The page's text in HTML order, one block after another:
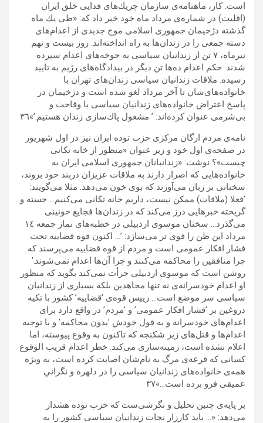
است. كار، ماهنامه‌ى سازمان چريك‌هاى فدايى خلق ايران
(اقلیت) در شماره‌ى مرداد ماه خود خبر داد كه: «طى يك ماه
گذشته دژخيمان جمهورى اسلامى موج جديدى از اعدام‌هاى
دسته جمعى را در زندان‌ها به راه انداخته‌اند. روز بيست‌ و نهم
تيرماه، ٧ تن از زندانيان سياسى به جوخه‌هاى اعدام سپرده
شدند. حكم اعدام ده‌ها تن ديگر در بيداد‌‌گاه‌هاى رژيم به تاييد
رسيده. ملاقات‌ زندانيان سياسى زندان‌هاى تهران با
خانواده‌هاى‌شان تا آخر مرداد لغو شده است و دژخيمان در
پاسخ اعتراض خانواده‌هاى زندانيان سياسى با وقاحت و
بى‌شرمى عنوان كرده‌اند: ’ مشغول پاك‌سازى زندان هستيم.’»٣٦
نامه‌ى مردم ارگان مركزى حزب توده ايران نيز در اول شهريور
در صفحه‌ى اول خود و زير عنوان «منظور از خانه تكانى
چيست»؟ نوشت: «زندانبانان جمهورى اسلامى ايران به
خانواده‌هايى كه اصرار دارند به ملاقات عزيزان دربند خود بروند،
سخنانى بر زبان مى‌آورند كه بوى خون مى‌دهد. مثلا مى‌گويند:
’فعلا (ملاقات) ممكن نيست، داريم خانه تكانى مى‌كنيم… جسته و
گريخته خبرهايى درز مى‌كند كه در زندان‌ها فجايع خونينى
مى‌گذرد… سخنان موسوى اردبيلى در خطبه‌هاى نماز جمعه ١٤
مرداد اين ظن را قوى تر مى‌سازد: ’… اكنون قوه قضاييه تحت
فشار افكار عمومى ا‌ست و مردم از قوه قضاييه مى‌پرسند كه
چرا منافقين را محاكمه مى‌كنند و چرا آن‌ها اعدام نمى‌شوند.’
روشن است كه موسوى اردبيلى جرأت نمى‌كند بگويد كه منظور
او اعدام خودسرانه‌ى نه تنها مجاهدين بلكه بسيارى از زندانيان
سياسى سر موضع است… رييس قوه‌ی ’قضاييه’ كشور با تكيه
دروغين بر ’فشار افكار عمومى’ و ’مردم’ در واقع دارد براى
اعدام‌هاى خودسرانه و به قول خودش ’بدون محاكمه’ و با توجيه
اعدام‌ها و قتل‌هاى زير شكنجه كه تاكنون به وقوع پيوسته، اما
اعلام نشده است، زمينه‌سازى مى‌كند. خطر اعدام قريب الوقوع
كسانى كه قرعه‌ى مرگ به نام‌شان اصابت كرده است، به ويژه‌
همه‌ی خانواده‌هاى زندانيان سياسى را در دلهره و نگرانىِ
عميقى فرو برده است…»٣٧
بر پایه‌ی چنين تحليل‌ و نگرشى‌ست كه حزب توده هشدار
مى‌دهد: «… بايد كارزار نجات زندانيان سياسى كشور را به